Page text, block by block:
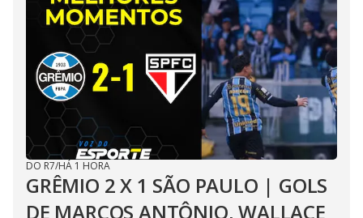
DO R7/HÁ 1 HORA
GRÊMIO 2 X 1 SÃO PAULO | GOLS
DE MARCOS ANTÔNIO, WALLACE